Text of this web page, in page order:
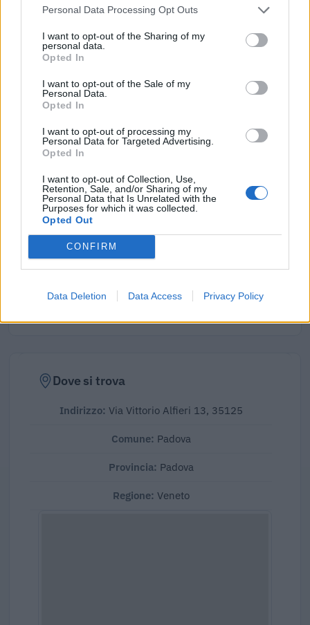
Personal Data Processing Opt Outs
I want to opt-out of the Sharing of my
personal data.
Opted In
I want to opt-out of the Sale of my
Personal Data.
Opted In
I want to opt-out of processing my
Personal Data for Targeted Advertising.
Opted In
I want to opt-out of Collection, Use,
Retention, Sale, and/or Sharing of my
Personal Data that Is Unrelated with the
Purposes for which it was collected.
Opted Out
CONFIRM
Data Deletion Data Access Privacy Policy
2023-04-11
esenzioni fiscali e crediti d'imposta adottati a
seguito della crisi economica causata dall'epidemia di
COVID-19 [con mo
agenzia delle entrate
Fonte:Registro Nazionale Aiuti di Stato (RNA)
Confronto di settore
Il fatturato di Imed Srl (11.010.370 euro
mediana delle aziende dello stesso settore in
provincia di PD (601.780 euro
imprese.
Elaborazione sui bilanci depositati (Registro Imprese). Mediana per
divisione ATECO e provincia.
Dove si trova
Indirizzo: Via Vittorio Alfieri 13, 35125
Comune: Padova
Provincia: Padova
Regione: Veneto